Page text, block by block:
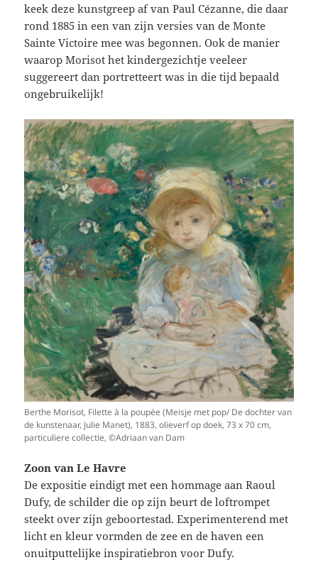
keek deze kunstgreep af van Paul Cézanne, die daar
rond 1885 in een van zijn versies van de Monte
Sainte Victoire mee was begonnen. Ook de manier
waarop Morisot het kindergezichtje veeleer
suggereert dan portretteert was in die tijd bepaald
ongebruikelijk!
Berthe Morisot, Filette à la poupée (Meisje met pop/ De dochter van
de kunstenaar, Julie Manet), 1883, olieverf op doek, 73 x 70 cm,
particuliere collectie, ©Adriaan van Dam
Zoon van Le Havre
De expositie eindigt met een hommage aan Raoul
Dufy, de schilder die op zijn beurt de loftrompet
steekt over zijn geboortestad. Experimenterend met
licht en kleur vormden de zee en de haven een
onuitputtelijke inspiratiebron voor Dufy.